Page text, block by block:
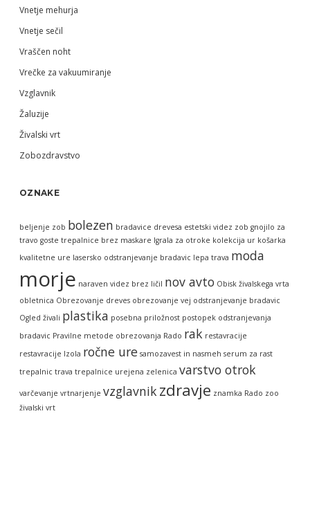
Vnetje mehurja
Vnetje sečil
Vraščen noht
Vrečke za vakuumiranje
Vzglavnik
Žaluzije
Živalski vrt
Zobozdravstvo
OZNAKE
beljenje zob bolezen bradavice drevesa estetski videz zob gnojilo za
travo goste trepalnice brez maskare Igrala za otroke kolekcija ur košarka
kvalitetne ure lasersko odstranjevanje bradavic lepa trava moda
morje naraven videz brez ličil nov avto Obisk živalskega vrta
obletnica Obrezovanje dreves obrezovanje vej odstranjevanje bradavic
Ogled živali plastika posebna priložnost postopek odstranjevanja
bradavic Pravilne metode obrezovanja Rado rak restavracije
restavracije Izola ročne ure samozavest in nasmeh serum za rast
trepalnic trava trepalnice urejena zelenica varstvo otrok
varčevanje vrtnarjenje vzglavnikzdravje znamka Rado zoo
živalski vrt